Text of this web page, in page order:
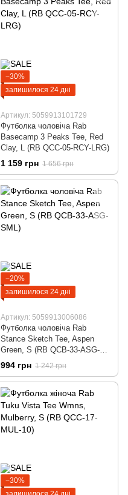
−30%
залишилося 24 дні
Артикул: 5059913101729
Футболка чоловіча Rab
Basecamp 3 Peaks Tee, Red
Clay, L (RB QCC-05-RCY-LRG)
1 159 грн 1 656 грн
−20%
залишилося 24 дні
Артикул: 5059913006086
Футболка чоловіча Rab
Stance Sketch Tee, Aspen
Green, S (RB QCB-33-ASG-
SML)
994 грн 1 242 грн
−30%